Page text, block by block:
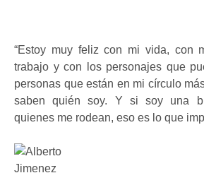
“Estoy muy feliz con mi vida, con
trabajo y con los personajes que
personas que están en mi círculo
saben quién soy. Y si soy una
quienes me rodean, eso es lo que